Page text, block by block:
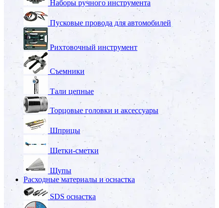
Наборы ручного инструмента
Пусковые провода для автомобилей
Рихтовочный инструмент
Съемники
Тали цепные
Торцовые головки и аксессуары
Шприцы
Щетки-сметки
Щупы
Расходные материалы и оснастка
SDS оснастка